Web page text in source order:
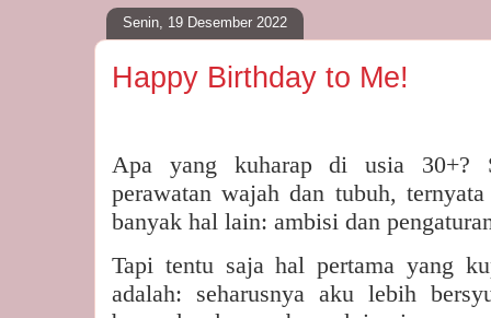
Senin, 19 Desember 2022
Happy Birthday to Me!
Apa yang kuharap di usia 30+?
perawatan wajah dan tubuh,
banyak hal lain: ambisi dan
Tapi tentu saja hal pertama yang
adalah: seharusnya aku lebih